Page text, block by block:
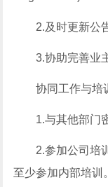
2.及时更新公
3.协助完善业
协同工作与培
1.与其他部门
2.参加公司培
至少参加内部培训。